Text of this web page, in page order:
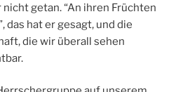
getan. “An ihren Früchten
das hat er gesagt, und die
die wir überall sehen